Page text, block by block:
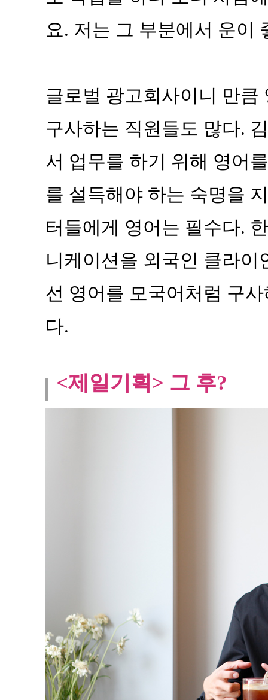
요. 저는 그 부분에서 운이
글로벌 광고회사이니 만큼
구사하는 직원들도 많다.
서 업무를 하기 위해 영어
를 설득해야 하는 숙명을
터들에게 영어는 필수다.
니케이션을 외국인 클라이
선 영어를 모국어처럼 구
다.
<제일기획> 그 후?